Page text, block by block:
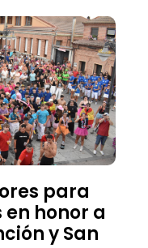
para
honor a
y San